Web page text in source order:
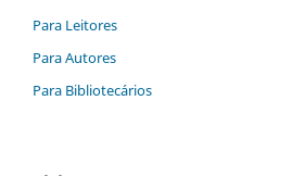
Para Leitores
Para Autores
Para Bibliotecários